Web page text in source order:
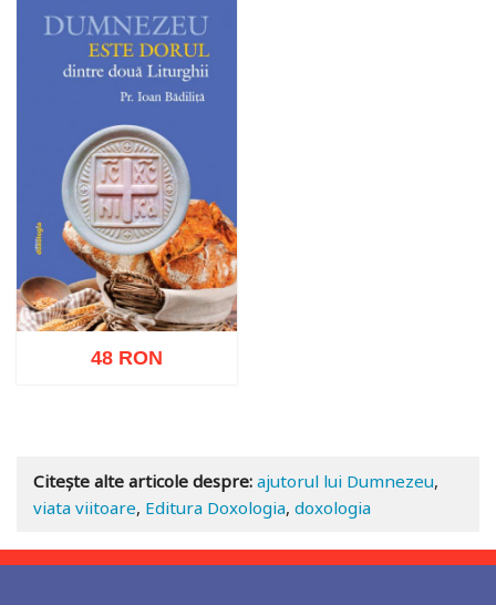
48 RON
Citește alte articole despre: ajutorul lui Dumnezeu,
viata viitoare, Editura Doxologia, doxologia